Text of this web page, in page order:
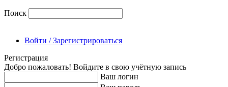
Поиск
Войти / Зарегистрироваться
Регистрация
Добро пожаловать! Войдите в свою учётную запись
Ваш логин